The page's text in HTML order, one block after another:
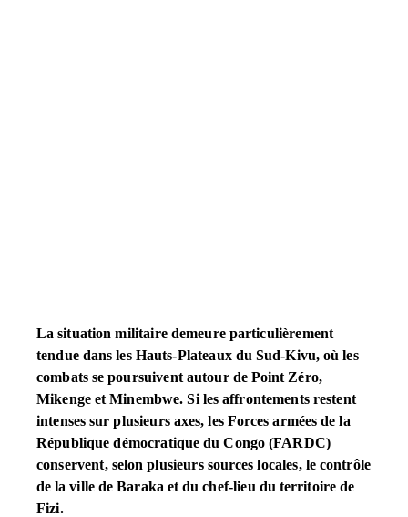
La situation militaire demeure particulièrement
tendue dans les Hauts-Plateaux du Sud-Kivu, où les
combats se poursuivent autour de Point Zéro,
Mikenge et Minembwe. Si les affrontements restent
intenses sur plusieurs axes, les Forces armées de la
République démocratique du Congo (FARDC)
conservent, selon plusieurs sources locales, le contrôle
de la ville de Baraka et du chef-lieu du territoire de
Fizi.